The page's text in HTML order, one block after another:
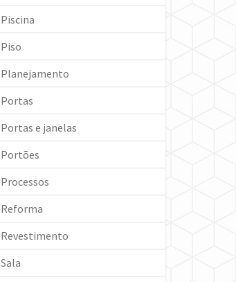
Piscina
Piso
Planejamento
Portas
Portas e janelas
Portões
Processos
Reforma
Revestimento
Sala